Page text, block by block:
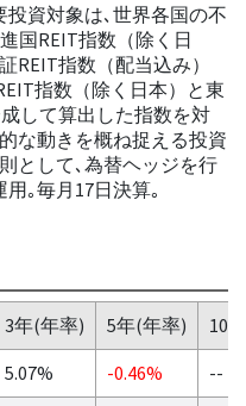
資対象は､世界各国の不
国REIT指数（除く日
REIT指数（配当込み）
指数（除く日本）と東
して算出した指数を対
な動きを概ね捉える投資
として､為替ヘッジを行
｡毎月17日決算｡
3年(年率) 5年(年率)
10
5.07% -0.46%
--